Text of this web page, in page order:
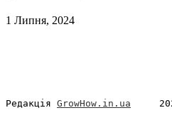
1 Липня, 2024
Редакція GrowHow.in.ua